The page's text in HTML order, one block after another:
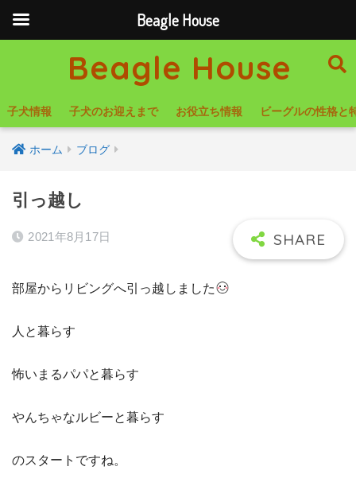
Beagle House
子犬情報 子犬のお迎えまで お役立ち情報 ビーグルの性格と
ホーム ブログ
引っ越し
2021年8月17日
部屋からリビングへ引っ越しました
人と暮らす
怖いまるパパと暮らす
やんちゃなルビーと暮らす
のスタートですね。
Beagle House